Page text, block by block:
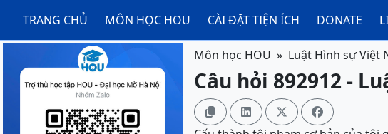
TRANG CHỦ MÔN HỌC HOU CÀI ĐẶT TIỆN ÍCH DONATE
Môn học HOU Luật Hình sự Việt
Câu hỏi 892912 -
   